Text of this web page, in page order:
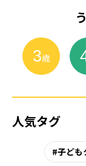
3歳
人気タグ
子ども